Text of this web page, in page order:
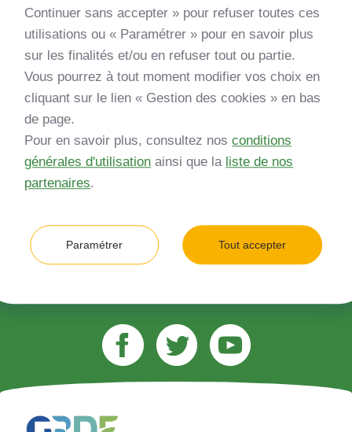
Apprendre et me former
Inscrivez-vous à notre newsletter
Entreprise
Quelle est votre type d’entreprise ?
M’inscrire
Continuer sans accepter » pour refuser toutes ces
utilisations ou « Paramétrer » pour en savoir plus
sur les finalités et/ou en refuser tout ou partie.
Vous pourrez à tout moment modifier vos choix en
cliquant sur le lien « Gestion des cookies » en bas
de page.
Pour en savoir plus, consultez nosconditions
générales d'utilisation ainsi que la liste de nos
partenaires.
Paramétrer Tout accepter